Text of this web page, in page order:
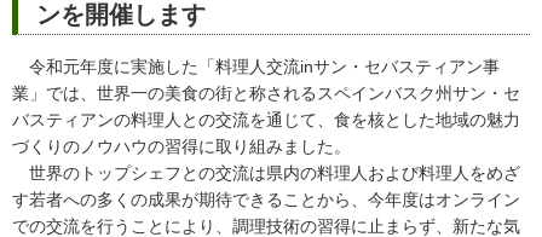
ンを開催します
令和元年度に実施した「料理人交流inサン・セバスティアン事
業」では、世界一の美食の街と称されるスペインバスク州サン・セ
バスティアンの料理人との交流を通じて、食を核とした地域の魅力
づくりのノウハウの習得に取り組みました。
世界のトップシェフとの交流は県内の料理人および料理人をめざ
す若者への多くの成果が期待できることから、今年度はオンライン
での交流を行うことにより、調理技術の習得に止まらず、新たな気